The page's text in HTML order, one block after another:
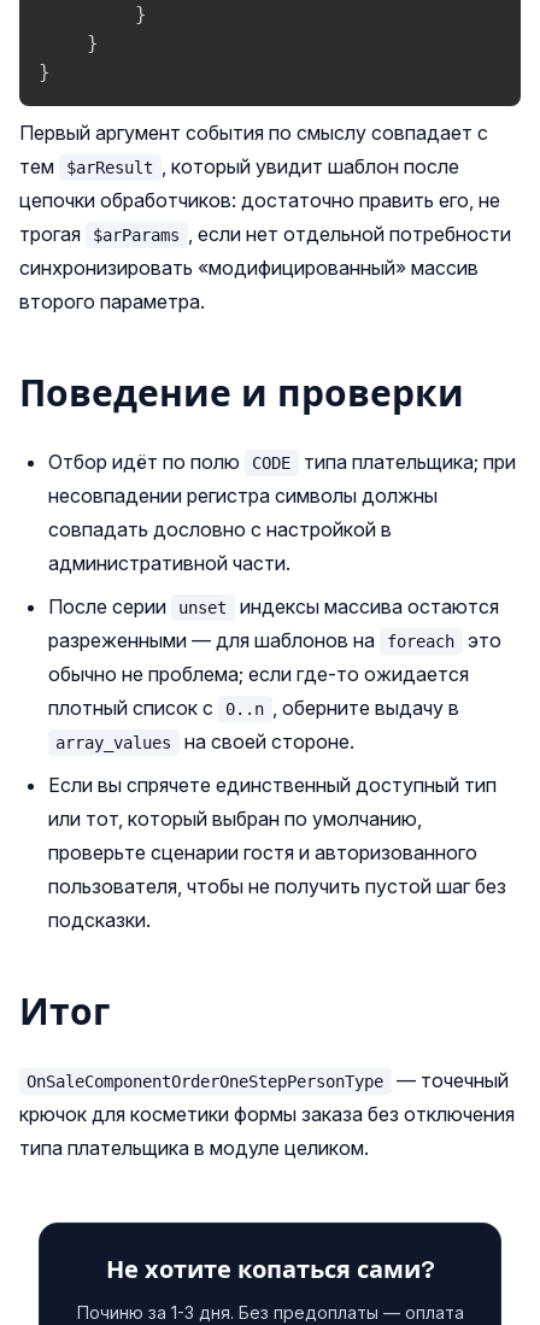
}
}
}
Первый аргумент события по смыслу совпадает с
тем
$arResult , который увидит шаблон после
цепочки обработчиков: достаточно править его, не
трогая
$arParams , если нет отдельной потребности
синхронизировать «модифицированный» массив
второго параметра.
Поведение и проверки
Отбор идёт по полю CODE
типа плательщика; при
несовпадении регистра символы должны
совпадать дословно с настройкой в
административной части.
После серии
unset
индексы массива остаются
разреженными — для шаблонов на
foreach
это
обычно не проблема; если где‑то ожидается
плотный список с
0..n , оберните выдачу в
array_values
на своей стороне.
Если вы спрячете единственный доступный тип
или тот, который выбран по умолчанию,
проверьте сценарии гостя и авторизованного
пользователя, чтобы не получить пустой шаг без
подсказки.
Итог
OnSaleComponentOrderOneStepPersonType
— точечный
крючок для косметики формы заказа без отключения
типа плательщика в модуле целиком.
Не хотите копаться сами?
Починю за 1-3 дня. Без предоплаты — оплата